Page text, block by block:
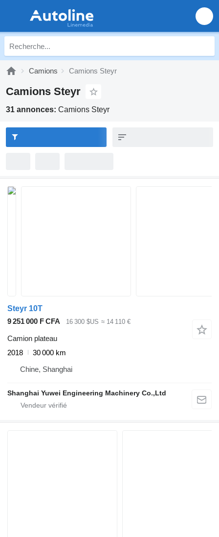
Camions Camions Steyr
Camions Steyr
31 annonces: Camions Steyr
Steyr 10T
9 251 000 F CFA
16 300 $US ≈ 14 110 €
Camion plateau
2018
30 000 km
Chine, Shanghai
Shanghai Yuwei Engineering Machinery Co.,Ltd